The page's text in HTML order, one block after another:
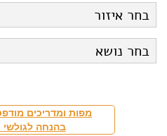
מפות ומדריכים
בהנחה לגולשי